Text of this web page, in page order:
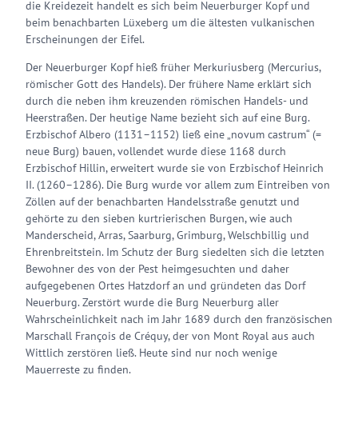
die Kreidezeit handelt es sich beim Neuerburger Kopf und
beim benachbarten Lüxeberg um die ältesten vulkanischen
Erscheinungen der Eifel.
Der Neuerburger Kopf hieß früher Merkuriusberg (Mercurius,
römischer Gott des Handels). Der frühere Name erklärt sich
durch die neben ihm kreuzenden römischen Handels- und
Heerstraßen. Der heutige Name bezieht sich auf eine Burg.
Erzbischof Albero (1131–1152) ließ eine „novum castrum“ (=
neue Burg) bauen, vollendet wurde diese 1168 durch
Erzbischof Hillin, erweitert wurde sie von Erzbischof Heinrich
II. (1260–1286). Die Burg wurde vor allem zum Eintreiben von
Zöllen auf der benachbarten Handelsstraße genutzt und
gehörte zu den sieben kurtrierischen Burgen, wie auch
Manderscheid, Arras, Saarburg, Grimburg, Welschbillig und
Ehrenbreitstein. Im Schutz der Burg siedelten sich die letzten
Bewohner des von der Pest heimgesuchten und daher
aufgegebenen Ortes Hatzdorf an und gründeten das Dorf
Neuerburg. Zerstört wurde die Burg Neuerburg aller
Wahrscheinlichkeit nach im Jahr 1689 durch den französischen
Marschall François de Créquy, der von Mont Royal aus auch
Wittlich zerstören ließ. Heute sind nur noch wenige
Mauerreste zu finden.